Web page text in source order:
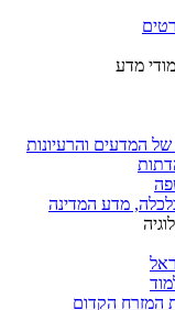
מדע
של המדעים והרעיונות
מדע המדינה
המזרח הקדום